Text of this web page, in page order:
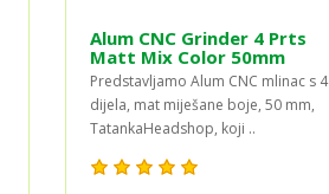
Alum CNC Grinder 4 Prts
Matt Mix Color 50mm
Predstavljamo Alum CNC mlinac s 4
dijela, mat miješane boje, 50 mm,
TatankaHeadshop, koji ..